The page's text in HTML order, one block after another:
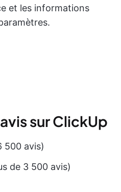
et les informations
sur ClickUp
500 avis)
de 3 500 avis)